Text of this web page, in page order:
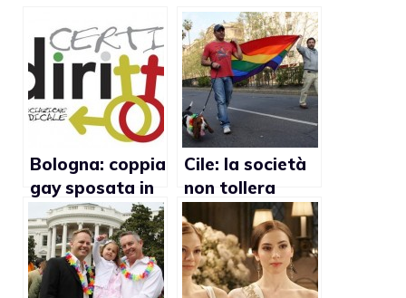
Bologna: coppia
gay sposata in
Spagna vuole
essere
riconosciuta dal
Comune
Cile: la società
non tollera
l’omosessualità